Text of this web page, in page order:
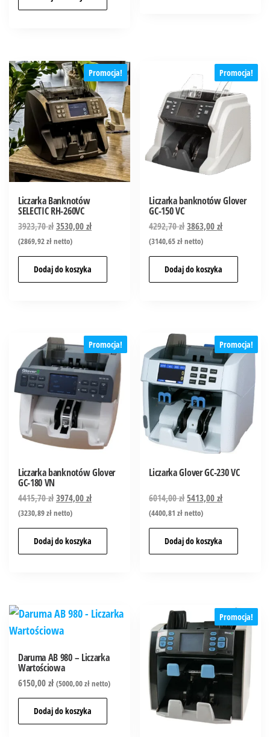
Promocja!
Liczarka Banknotów
SELECTIC RH-260VC
3923,70zł3530,00zł
(2869,92złnetto)
Dodaj do koszyka
Promocja!
Liczarka banknotów Glover
GC-150 VC
4292,70zł3863,00zł
(3140,65złnetto)
Dodaj do koszyka
Promocja!
Liczarka banknotów Glover
GC-180 VN
4415,70zł3974,00zł
(3230,89złnetto)
Dodaj do koszyka
Promocja!
Liczarka Glover GC-230 VC
6014,00zł5413,00zł
(4400,81złnetto)
Dodaj do koszyka
Daruma AB 980 – Liczarka
Wartościowa
6150,00zł (5000,00złnetto)
Dodaj do koszyka
Promocja!